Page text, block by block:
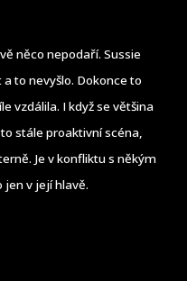
něco nepodaří. Sussie
to nevyšlo. Dokonce to
vzdálila. I když se většina
stále proaktivní scéna,
Je v konfliktu s někým
jen v její hlavě.